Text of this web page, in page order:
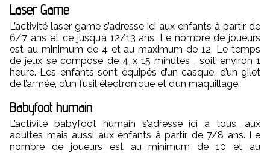
Laser Game
L’activité laser game s’adresse ici aux enfants à partir de
6/7 ans et ce jusqu’à 12/13 ans. Le nombre de joueurs
est au minimum de 4 et au maximum de 12. Le temps
de jeux se compose de 4 x 15 minutes , soit environ 1
heure. Les enfants sont équipés d’un casque, d’un gilet
de l’armée, d’un fusil électronique et d’un maquillage.
Babyfoot humain
L’activité babyfoot humain s’adresse ici à tous, aux
adultes mais aussi aux enfants à partir de 7/8 ans. Le
nombre de joueurs est au minimum de 10 et au